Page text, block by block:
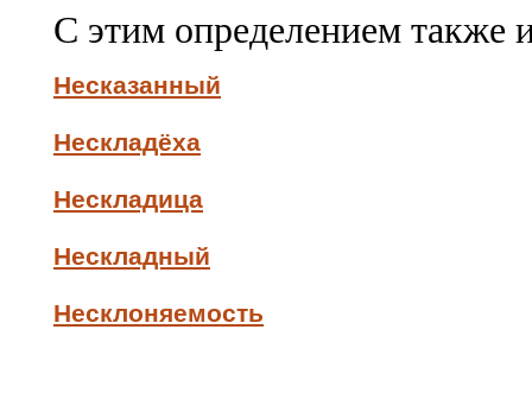
С этим определением также
Несказанный
Нескладёха
Нескладица
Нескладный
Несклоняемость